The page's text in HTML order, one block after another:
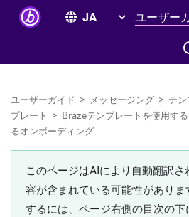
ユーザー
す
ユーザーガイド > メッセージング > テン
プレート > Brazeテンプレートを使用する
るオンボーディング
このページはAIにより自動翻訳
容が含まれている可能性があり
するには、ページ右側の目次の